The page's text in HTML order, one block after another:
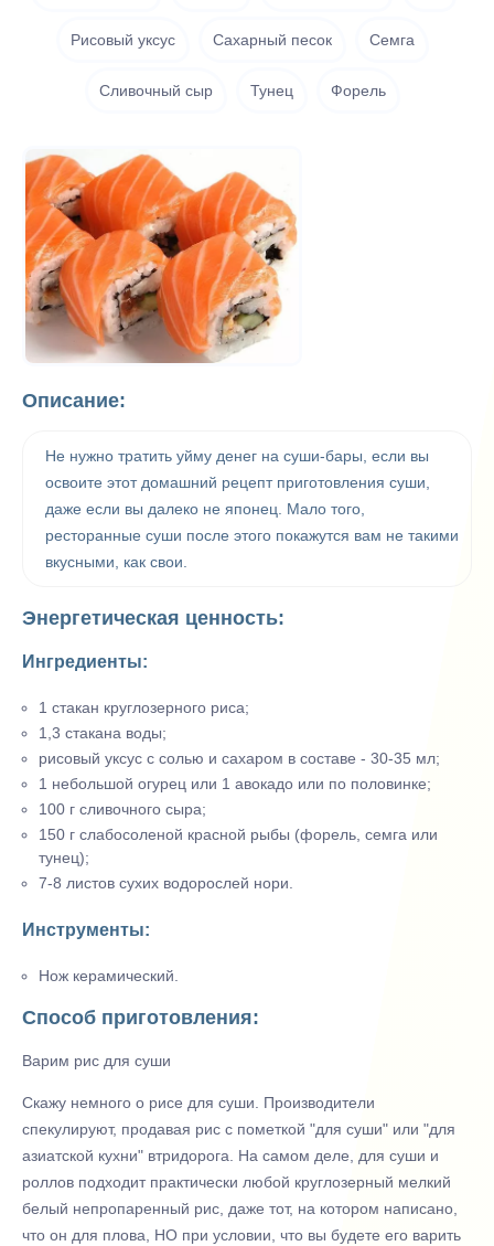
Рисовый уксус Сахарный песок Семга
Сливочный сыр Тунец Форель
Описание:
Не нужно тратить уйму денег на суши-бары, если вы
освоите этот домашний рецепт приготовления суши,
даже если вы далеко не японец. Мало того,
ресторанные суши после этого покажутся вам не такими
вкусными, как свои.
Энергетическая ценность:
Ингредиенты:
1 стакан круглозерного риса;
1,3 стакана воды;
рисовый уксус с солью и сахаром в составе - 30-35 мл;
1 небольшой огурец или 1 авокадо или по половинке;
100 г сливочного сыра;
150 г слабосоленой красной рыбы (форель, семга или
тунец);
7-8 листов сухих водорослей нори.
Инструменты:
Нож керамический.
Способ приготовления:
Варим рис для суши
Скажу немного о рисе для суши. Производители
спекулируют, продавая рис с пометкой "для суши" или "для
азиатской кухни" втридорога. На самом деле, для суши и
роллов подходит практически любой круглозерный мелкий
белый непропаренный рис, даже тот, на котором написано,
что он для плова, НО при условии, что вы будете его варить